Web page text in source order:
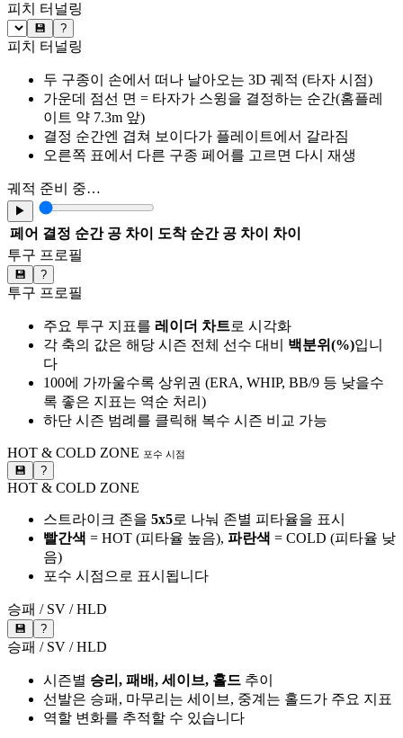
피치 터널링
💾 ?
피치 터널링
두 구종이 손에서 떠나 날아오는 3D 궤적 (타자 시점)
가운데 점선 면 = 타자가 스윙을 결정하는 순간(홈플레
이트 약 7.3m 앞)
결정 순간엔 겹쳐 보이다가 플레이트에서 갈라짐
오른쪽 표에서 다른 구종 페어를 고르면 다시 재생
궤적 준비 중…
▶
페어 결정 순간 공 차이 도착 순간 공 차이
차이
투구 프로필
💾 ?
투구 프로필
주요 투구 지표를 레이더 차트로 시각화
각 축의 값은 해당 시즌 전체 선수 대비 백분위(%)입니
다
100에 가까울수록 상위권 (ERA, WHIP, BB/9 등 낮을수
록 좋은 지표는 역순 처리)
하단 시즌 범례를 클릭해 복수 시즌 비교 가능
HOT & COLD ZONE 포수 시점
💾 ?
HOT & COLD ZONE
스트라이크 존을 5x5로 나눠 존별 피타율을 표시
빨간색 = HOT (피타율 높음), 파란색 = COLD (피타율 낮
음)
포수 시점으로 표시됩니다
승패 / SV / HLD
💾 ?
승패 / SV / HLD
시즌별 승리, 패배, 세이브, 홀드 추이
선발은 승패, 마무리는 세이브, 중계는 홀드가 주요 지표
역할 변화를 추적할 수 있습니다